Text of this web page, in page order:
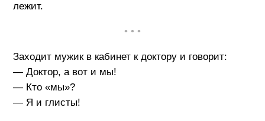
лежит.
• • •
Заходит мужик в кабинет к доктору и говорит:
— Доктор, а вот и мы!
— Кто «мы»?
— Я и глисты!